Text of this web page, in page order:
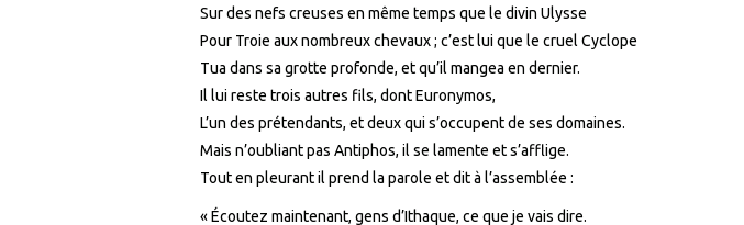
Sur des nefs creuses en même temps que le divin Ulysse
Pour Troie aux nombreux chevaux ; c’est lui que le cruel Cyclope
Tua dans sa grotte profonde, et qu’il mangea en dernier.
Il lui reste trois autres fils, dont Euronymos,
L’un des prétendants, et deux qui s’occupent de ses domaines.
Mais n’oubliant pas Antiphos, il se lamente et s’afflige.
Tout en pleurant il prend la parole et dit à l’assemblée :
« Écoutez maintenant, gens d’Ithaque, ce que je vais dire.